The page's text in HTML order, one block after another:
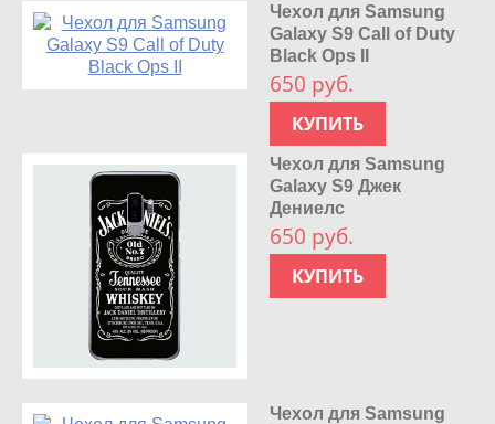
Чехол для Samsung
Galaxy S9 Call of Duty
Black Ops II
650 руб.
КУПИТЬ
Чехол для Samsung
Galaxy S9 Джек
Дениелс
650 руб.
КУПИТЬ
Чехол для Samsung